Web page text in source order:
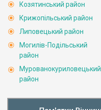
Козятинський район
Крижопільський район
Липовецький район
Могилів-Подільський
район
Мурованокуриловецький
район